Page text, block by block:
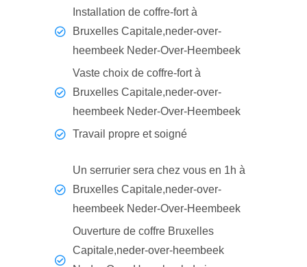
Installation de coffre-fort à
Bruxelles Capitale,neder-over-
heembeek Neder-Over-Heembeek
Vaste choix de coffre-fort à
Bruxelles Capitale,neder-over-
heembeek Neder-Over-Heembeek
Travail propre et soigné
Un serrurier sera chez vous en 1h à
Bruxelles Capitale,neder-over-
heembeek Neder-Over-Heembeek
Ouverture de coffre Bruxelles
Capitale,neder-over-heembeek